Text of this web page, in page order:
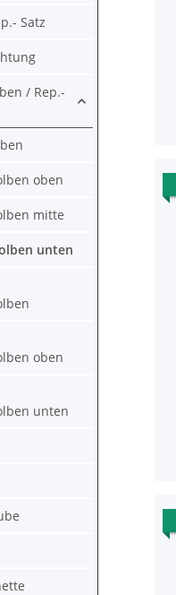
Satz
/ Rep.-
oben
mitte
unten
oben
unten